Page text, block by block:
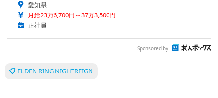
愛知県
月給23万6,700円～37万3,500円
正社員
Sponsored by
ELDEN RING NIGHTREIGN